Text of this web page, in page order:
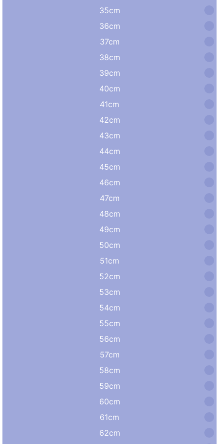
35cm
36cm
37cm
38cm
39cm
40cm
41cm
42cm
43cm
44cm
45cm
46cm
47cm
48cm
49cm
50cm
51cm
52cm
53cm
54cm
55cm
56cm
57cm
58cm
59cm
60cm
61cm
62cm